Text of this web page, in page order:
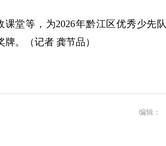
堂等，为2026年黔江区优秀少先队
。
（记者 龚节品）
编辑：